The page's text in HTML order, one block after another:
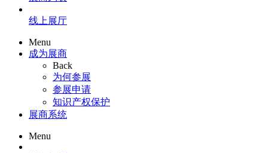
线上展厅
Menu
成为展商
Back
为何参展
参展申请
知识产权保护
展商系统
Menu